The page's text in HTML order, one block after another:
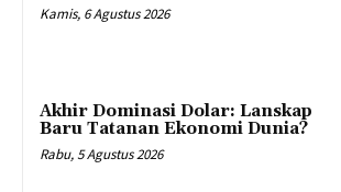
Kamis, 6 Agustus 2026
Akhir Dominasi Dolar: Lanskap
Baru Tatanan Ekonomi Dunia?
Rabu, 5 Agustus 2026